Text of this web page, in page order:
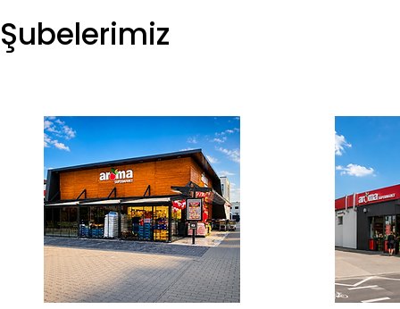
Şubelerimiz